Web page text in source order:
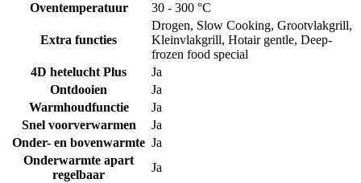
Oventemperatuur
30 - 300 °C
Extra functies
Drogen, Slow Cooking, Grootvlakgrill,
Kleinvlakgrill, Hotair gentle, Deep-
frozen food special
4D hetelucht Plus
Ja
Ontdooien
Ja
Warmhoudfunctie
Ja
Snel voorverwarmen
Ja
Onder- en bovenwarmte Ja
Onderwarmte apart
regelbaar
Ja